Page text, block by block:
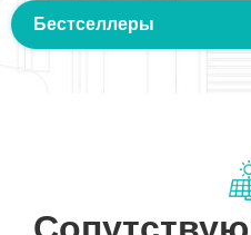
Бестселлеры